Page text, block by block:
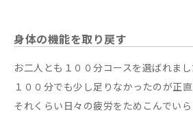
身体の機能を取り戻す
お二人とも１００分コースを選ばれまし
１００分でも少し足りなかったのが正
それくらい日々の疲労をためこんでいら